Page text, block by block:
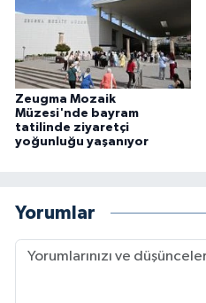
Zeugma Mozaik
Müzesi'nde bayram
tatilinde ziyaretçi
yoğunluğu yaşanıyor
Yorumlar